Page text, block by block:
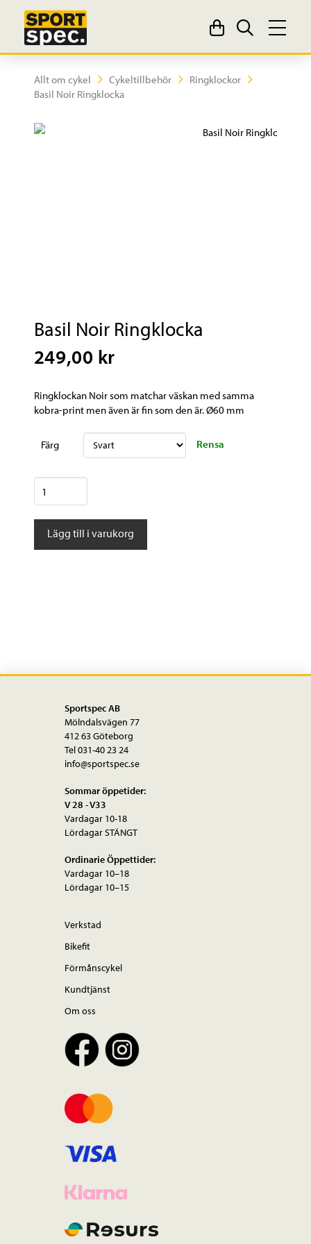
Allt om cykel Cykeltillbehör
Ringklockor
Basil Noir Ringklocka
Basil Noir Ringklocka
249,00 kr
Ringklockan Noir som matchar väskan med samma
kobra-print men även är fin som den är. Ø60 mm
Färg Rensa
Basil
Noir
Ringklocka
mängd
Lägg till i varukorg
Sportspec AB
Mölndalsvägen 77
412 63 Göteborg
Tel 031-40 23 24
info@sportspec.se
Sommar öppetider:
V 28 - V33
Vardagar 10-18
Lördagar STÄNGT
Ordinarie Öppettider:
Vardagar 10–18
Lördagar 10–15
Verkstad
Bikefit
Förmånscykel
Kundtjänst
Om oss